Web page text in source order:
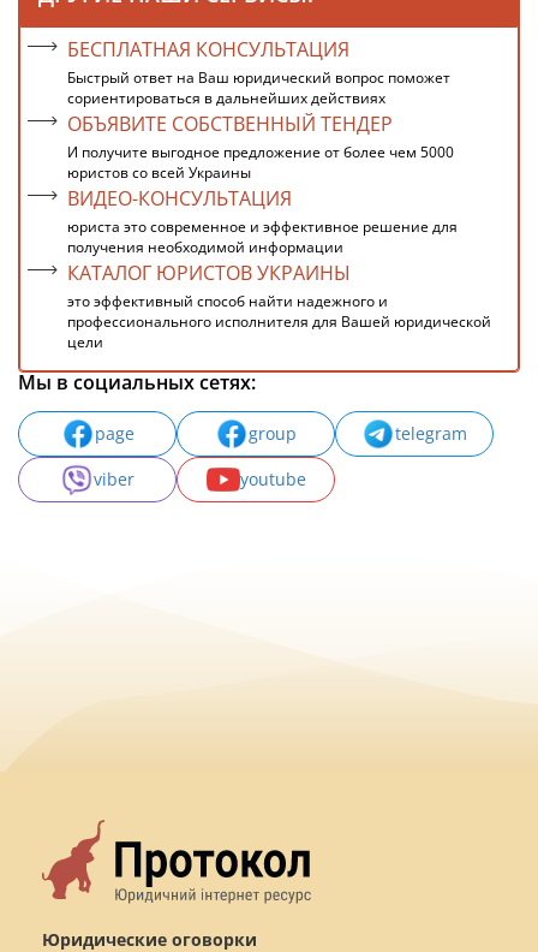
БЕСПЛАТНАЯ КОНСУЛЬТАЦИЯ
Быстрый ответ на Ваш юридический вопрос поможет
сориентироваться в дальнейших действиях
ОБЪЯВИТЕ СОБСТВЕННЫЙ ТЕНДЕР
И получите выгодное предложение от более чем 5000
юристов со всей Украины
ВИДЕО-КОНСУЛЬТАЦИЯ
юриста это современное и эффективное решение для
получения необходимой информации
КАТАЛОГ ЮРИСТОВ УКРАИНЫ
это эффективный способ найти надежного и
профессионального исполнителя для Вашей юридической
цели
Мы в социальных сетях:
page group
telegram
viber
youtube
Юридические оговорки